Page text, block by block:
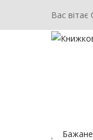
Вас
Бажане